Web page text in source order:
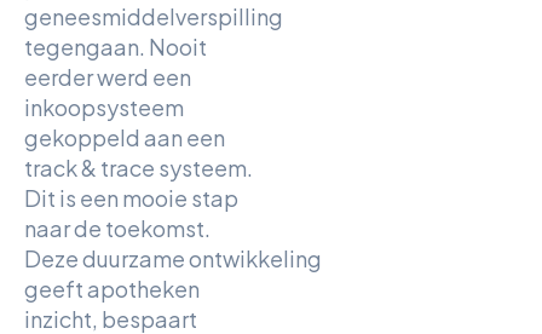
geneesmiddelverspilling
tegengaan. Nooit
eerder werd een
inkoopsysteem
gekoppeld aan een
track & trace systeem.
Dit is een mooie stap
naar de toekomst.
Deze duurzame ontwikkeling
geeft apotheken
inzicht, bespaart